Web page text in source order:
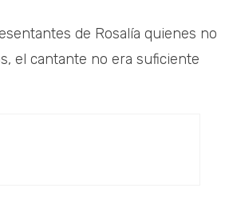
de Rosalía quienes no
el cantante no era suficiente